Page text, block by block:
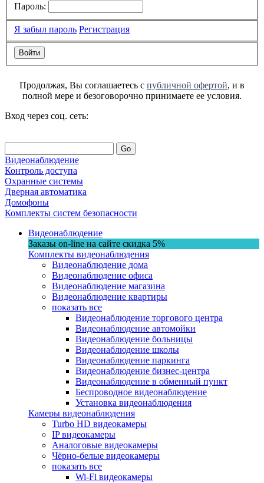
Пароль:
Я забыл пароль Регистрация
Продолжая, Вы соглашаетесь с публичной офертой, и в
полной мере и безоговорочно принимаете ее условия.
Вход через соц. сеть:
Go
Видеонаблюдение
Контроль доступа
Охранные системы
Дверная автоматика
Домофоны
Комплекты систем безопасности
Видеонаблюдение
Заказы on-line на сaйте скидка 5%
Комплекты видеонаблюдения
Видеонаблюдение дома
Видеонаблюдение офиса
Видеонаблюдение магазина
Видеонаблюдение квартиры
показать все
Видеонаблюдение торгового центра
Видеонаблюдение автомойки
Видеонаблюдение больницы
Видеонаблюдение школы
Видеонаблюдение паркинга
Видеонаблюдение бизнес-центра
Видеонаблюдение в обменный пункт
Беспроводное видеонаблюдение
Установка видеонаблюдения
Камеры видеонаблюдения
Turbo HD видеокамеры
IP видеокамеры
Аналоговые видеокамеры
Чёрно-белые видеокамеры
показать все
Wi-Fi видеокамеры